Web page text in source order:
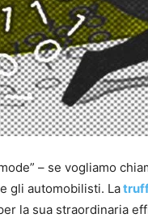
– se vogliamo
gli automobilisti. La
la sua straordinaria